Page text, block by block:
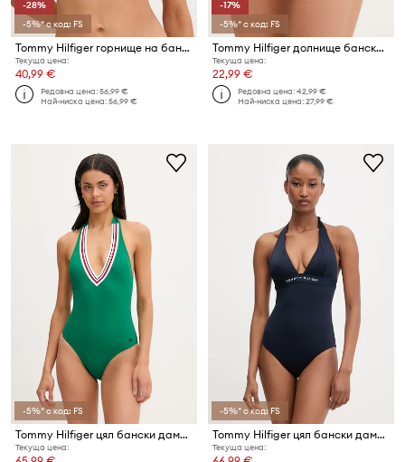
-28%
-5%* с код: FS
Tommy Hilfiger горнище на бански дамско SUMMER
Текуща цена:
40,99 €
Редовна цена:56,99 €
Най-ниска цена:56,99 €
-17%
-5%* с код: FS
Tommy Hilfiger долнище бански дамско
Текуща цена:
22,99 €
Редовна цена:42,99 €
Най-ниска цена:27,99 €
-5%* с код: FS
Tommy Hilfiger цял бански дамски
Текуща цена:
-5%* с код: FS
Tommy Hilfiger цял бански дамски
Текуща цена: